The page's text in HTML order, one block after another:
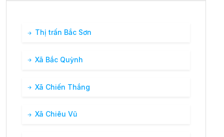
Thị trấn Bắc Sơn
Xã Bắc Quỳnh
Xã Chiến Thắng
Xã Chiêu Vũ